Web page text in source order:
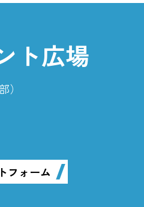
ト広場
フォーム